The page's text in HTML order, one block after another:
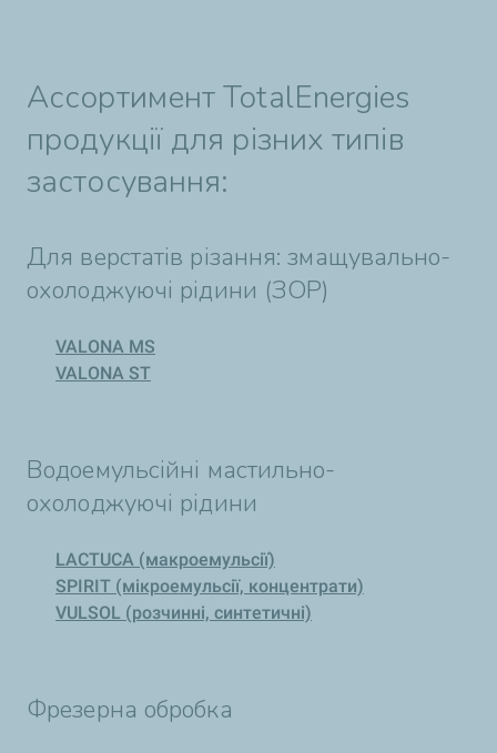
Ассортимент TotalEnergies
продукції для різних типів
застосування:
Для верстатів різання: змащувально-
охолоджуючі рідини (ЗОР)
VALONA MS
VALONA SТ
Водоемульсійні мастильно-
охолоджуючі рідини
LACTUCA (макроемульсії)
SPIRIT (мікроемульсії, концентрати)
VULSOL (розчинні, синтетичні)
Фрезерна обробка